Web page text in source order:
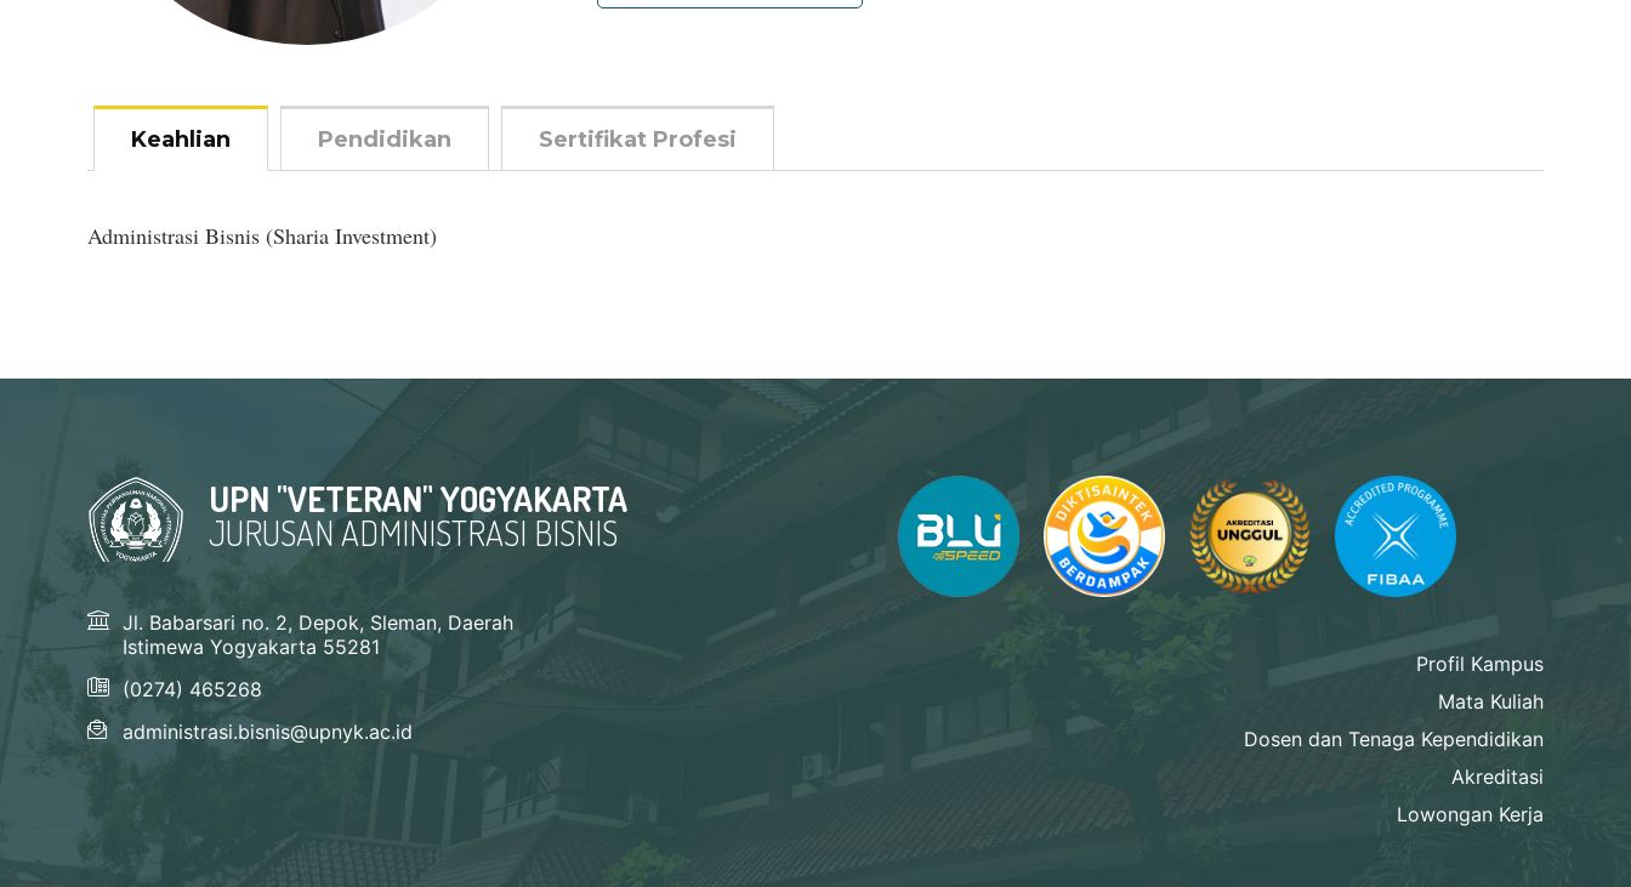
Keahlian Pendidikan Sertifikat Profesi
Administrasi Bisnis (Sharia Investment)
UPN "VETERAN" YOGYAKARTA
JURUSAN ADMINISTRASI BISNIS
Jl. Babarsari no. 2, Depok, Sleman, Daerah
Istimewa Yogyakarta 55281
(0274) 465268
administrasi.bisnis@upnyk.ac.id
Profil Kampus
Mata Kuliah
Dosen dan Tenaga Kependidikan
Akreditasi
Lowongan Kerja